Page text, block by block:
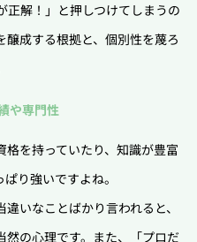
正解！」と押しつけてしまうの
成する根拠と、個別性を蔑ろ
や専門性
を持っていたり、知識が豊富
り強いですよね。
いなことばかり言われると、
の心理です。 また、「プロだ